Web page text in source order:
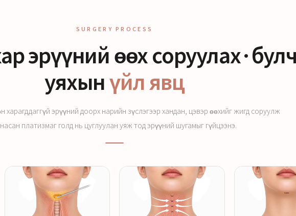
SURGERY PROCESS
эрүүний өөх
уяхынүйл явц
харагддаггүй эрүүний доорх нарийн зүслэгээр хандан, цэвэр өөхийг жигд соруулж
платизмаг голд нь цуглуулан уяж тод эрүүний шугамыг гүйцээнэ.